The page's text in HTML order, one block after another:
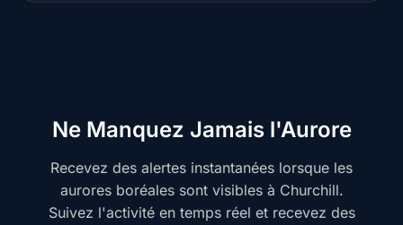
Ne Manquez Jamais l'Aurore
Recevez des alertes instantanées lorsque les
aurores boréales sont visibles à Churchill.
Suivez l'activité en temps réel et recevez des